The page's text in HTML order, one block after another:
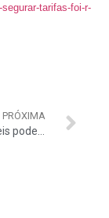
tarifas-foi-r-
PRÓXIMA
Combustíveis podem subir de novo